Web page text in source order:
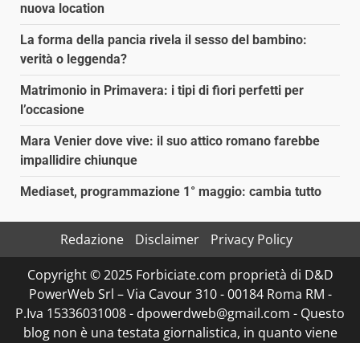
nuova location
La forma della pancia rivela il sesso del bambino:
verità o leggenda?
Matrimonio in Primavera: i tipi di fiori perfetti per
l’occasione
Mara Venier dove vive: il suo attico romano farebbe
impallidire chiunque
Mediaset, programmazione 1° maggio: cambia tutto
Redazione Disclaimer
Privacy Policy
Copyright © 2025 Forbiciate.com proprietà di D&D
PowerWeb Srl – Via Cavour 310 - 00184 Roma RM -
P.Iva 15336031008 - dpowerdweb@gmail.com - Questo
blog non è una testata giornalistica, in quanto viene